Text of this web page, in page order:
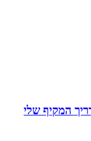
המקיף שלי